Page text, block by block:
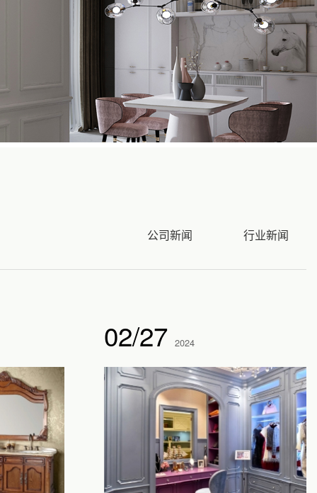
公司新闻 行业新闻
02/27 2024